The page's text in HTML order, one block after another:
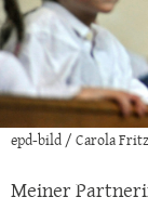
epd-bild / Carola
Meiner